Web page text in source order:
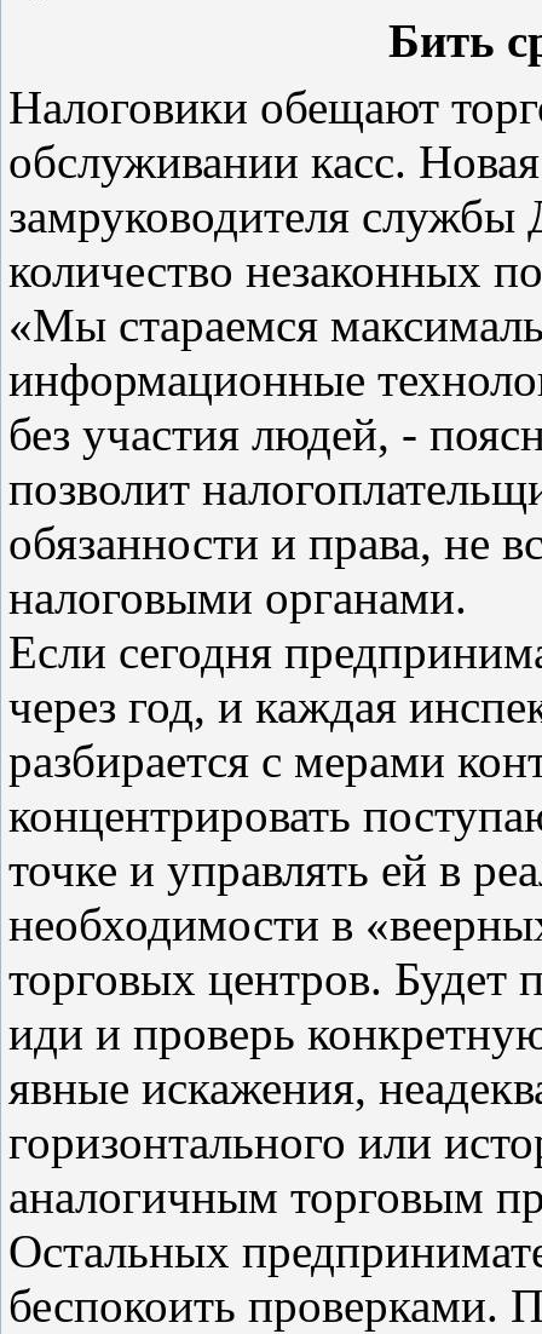
Бить
Налоговики обещают
обслуживании касс.
замруководителя
количество незаконных
«Мы стараемся
информационные
без участия людей, -
позволит
обязанности и права, не
налоговыми органами.
Если сегодня
через год, и каждая
разбирается с мерами
концентрировать
точке и управлять ей в
необходимости в
торговых центров. Будет
иди и проверь
явные искажения,
горизонтального или
аналогичным торговым
Остальных
беспокоить проверками.